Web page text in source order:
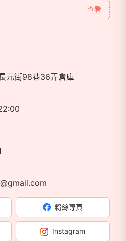
查看
元街98巷36弄倉庫
粉絲專頁
Instagram